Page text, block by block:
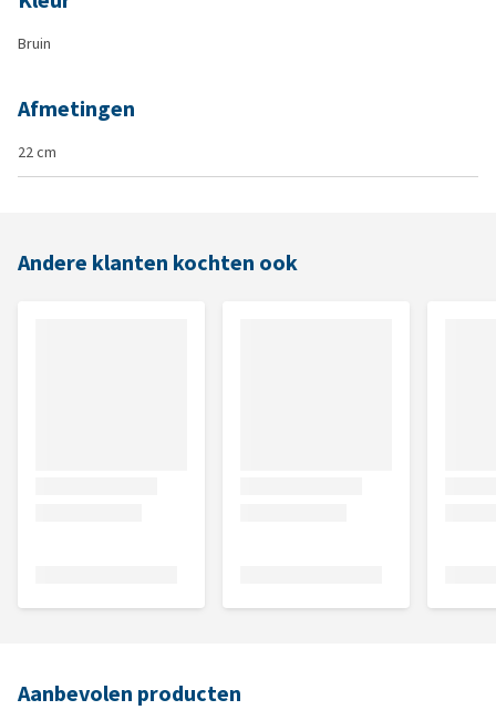
Bruin
Afmetingen
22 cm
Andere klanten kochten ook
Aanbevolen producten